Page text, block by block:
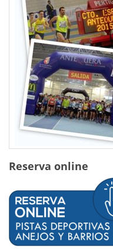
Reserva online